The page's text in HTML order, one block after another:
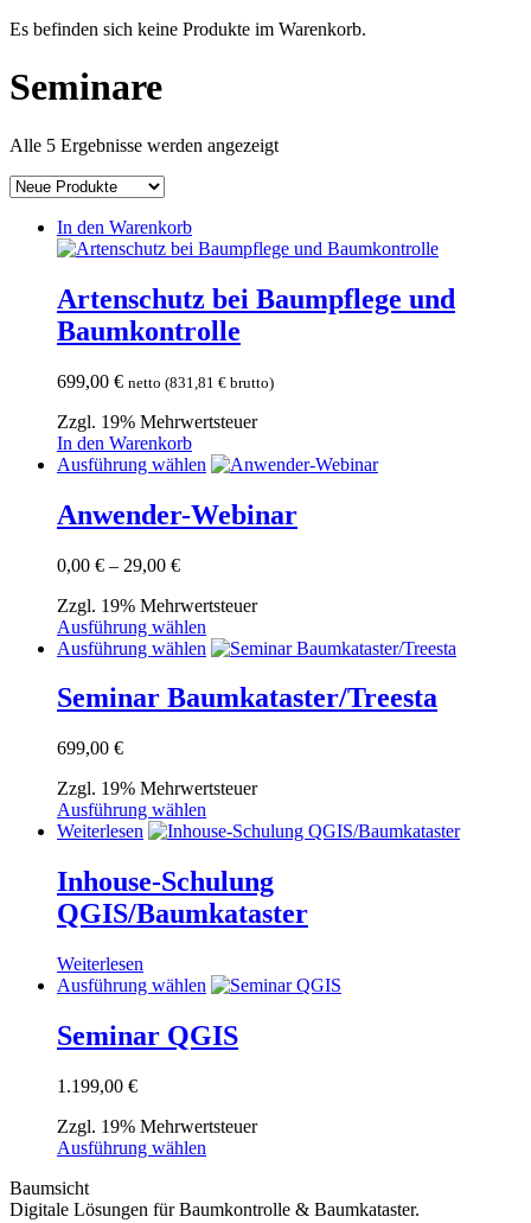
Es befinden sich keine Produkte im Warenkorb.
Seminare
Alle 5 Ergebnisse werden angezeigtNach
In den Warenkorb
Artenschutz bei Baumpflege und
Baumkontrolle
699,00 € netto (831,81 € brutto)
Zzgl. 19% Mehrwertsteuer
In den Warenkorb
Ausführung wählen Dieses
weist
mehrere
Optionen
können
auf
Produktseite
Anwender-Webinar
0,00 € – 29,00 €Preisspanne:
bis
29,00 €
Zzgl. 19% Mehrwertsteuer
Ausführung wählen
Produkt
mehrere
Varianten
können
auf
der
gewählt
werden
Ausführung wählen Dieses
weist
mehrere
Optionen
auf
Produktseite
gewählt
werden
Seminar Baumkataster/Treesta
699,00 €
Zzgl. 19% Mehrwertsteuer
Ausführung wählen
Produkt
mehrere
Varianten
auf.
können
auf
der
Produktseite
Weiterlesen
Inhouse-Schulung
QGIS/Baumkataster
Weiterlesen
Ausführung wählen Dieses
weist
mehrere
Optionen
Seminar QGIS
1.199,00 €
Zzgl. 19% Mehrwertsteuer
Ausführung wählen
mehrere
Baumsicht
Digitale Lösungen für Baumkontrolle & Baumkataster.